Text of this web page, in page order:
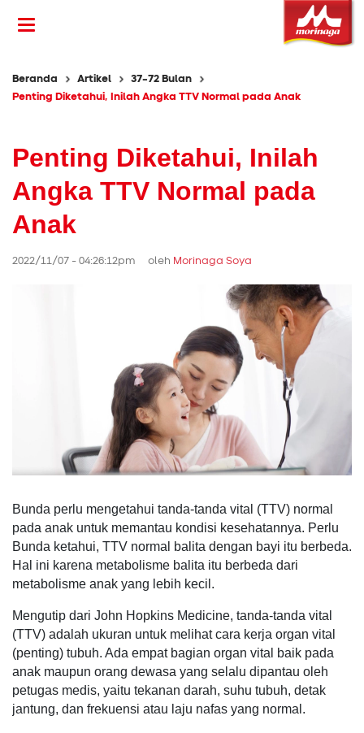
Beranda Artikel
37-72 Bulan
Penting Diketahui, Inilah Angka TTV Normal pada Anak
Penting Diketahui, Inilah
Angka TTV Normal pada
Anak
2022/11/07 - 04:26:12pm oleh Morinaga Soya
Bunda perlu mengetahui tanda-tanda vital (TTV) normal
pada anak untuk memantau kondisi kesehatannya. Perlu
Bunda ketahui, TTV normal balita dengan bayi itu berbeda.
Hal ini karena metabolisme balita itu berbeda dari
metabolisme anak yang lebih kecil.
Mengutip dari John Hopkins Medicine, tanda-tanda vital
(TTV) adalah ukuran untuk melihat cara kerja organ vital
(penting) tubuh. Ada empat bagian organ vital baik pada
anak maupun orang dewasa yang selalu dipantau oleh
petugas medis, yaitu tekanan darah, suhu tubuh, detak
jantung, dan frekuensi atau laju nafas yang normal.